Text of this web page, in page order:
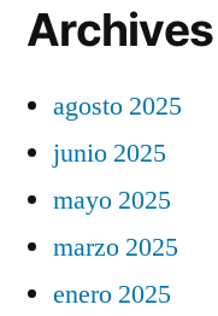
Archives
agosto 2025
junio 2025
mayo 2025
marzo 2025
enero 2025